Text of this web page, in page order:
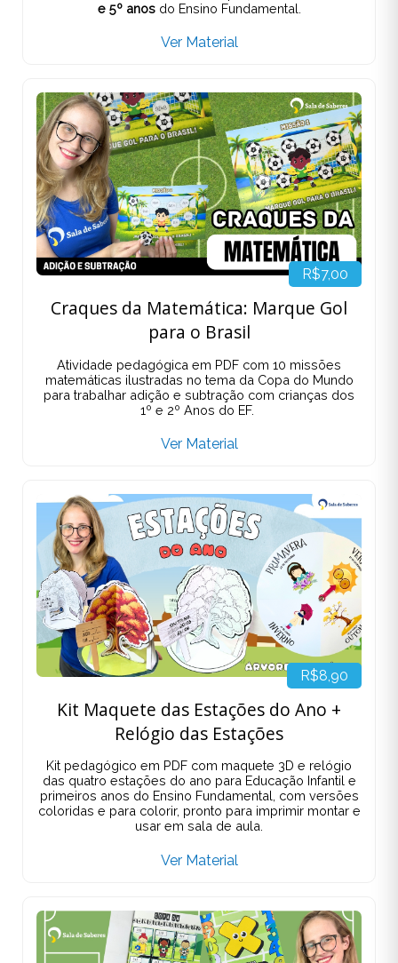
e 5º anosdo Ensino Fundamental.
Ver Material
R$7,00
Craques da Matemática: Marque Gol
para o Brasil
Atividade pedagógica em PDF com 10 missões
matemáticas ilustradas no tema da Copa do Mundo
para trabalhar adição e subtração com crianças dos
1º e 2º Anos do EF.
Ver Material
R$8,90
Kit Maquete das Estações do Ano +
Relógio das Estações
Kit pedagógico em PDF com maquete 3D e relógio
das quatro estações do ano para Educação Infantil e
primeiros anos do Ensino Fundamental, com versões
coloridas e para colorir, pronto para imprimir montar e
usar em sala de aula.
Ver Material